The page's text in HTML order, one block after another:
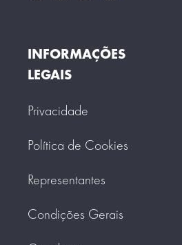
INFORMAÇÕES
LEGAIS
Privacidade
Política de Cookies
Representantes
Condições Gerais